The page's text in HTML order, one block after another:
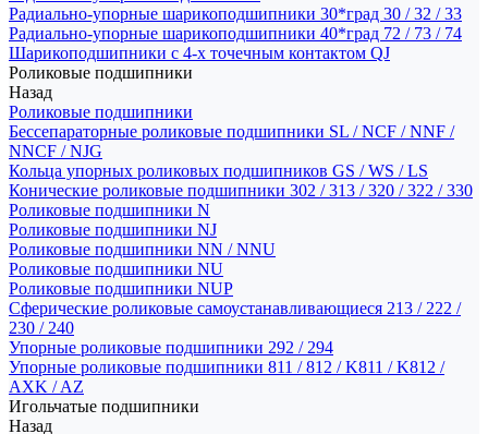
Радиально-упорные шарикоподшипники 30*град 30 / 32 / 33
Радиально-упорные шарикоподшипники 40*град 72 / 73 / 74
Шарикоподшипники с 4-х точечным контактом QJ
Роликовые подшипники
Назад
Роликовые подшипники
Бессепараторные роликовые подшипники SL / NCF / NNF /
NNCF / NJG
Кольца упорных роликовых подшипников GS / WS / LS
Конические роликовые подшипники 302 / 313 / 320 / 322 / 330
Роликовые подшипники N
Роликовые подшипники NJ
Роликовые подшипники NN / NNU
Роликовые подшипники NU
Роликовые подшипники NUP
Сферические роликовые самоустанавливающиеся 213 / 222 /
230 / 240
Упорные роликовые подшипники 292 / 294
Упорные роликовые подшипники 811 / 812 / K811 / K812 /
AXK / AZ
Игольчатые подшипники
Назад